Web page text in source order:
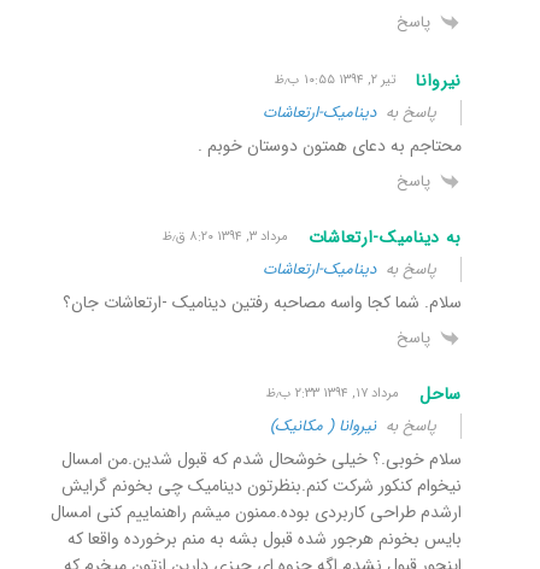
پاسخ
نیروانا تیر ۲, ۱۳۹۴ ۱۰:۵۵ ب٫ظ
پاسخ بهدینامیک-ارتعاشات
محتاجم به دعای همتون دوستان خوبم .
پاسخ
به دینامیک-ارتعاشات مرداد ۳, ۱۳۹۴ ۸:۲۰ ق٫ظ
پاسخ بهدینامیک-ارتعاشات
سلام. شما کجا واسه مصاحبه رفتین دینامیک -ارتعاشات جان؟
پاسخ
ساحل مرداد ۱۷, ۱۳۹۴ ۲:۳۳ ب٫ظ
پاسخ بهنیروانا ( مکانیک)
سلام خوبی.؟ خیلی خوشحال شدم که قبول شدین.من امسال
نیخوام کنکور شرکت کنم.بنظرتون دینامیک چی بخونم گرایش
ارشدم طراحی کاربردی بوده.ممنون میشم راهنماییم کنی امسال
بایس بخونم هرجور شده قبول بشه به منم برخورده واقعا که